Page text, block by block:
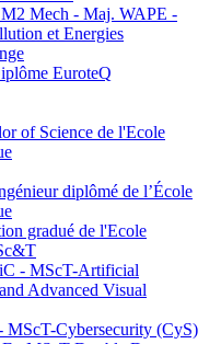
Mech - Maj. WAPE -
et Energies
EuroteQ
of Science de l'Ecole
diplômé de l’École
gradué de l'Ecole
- MScT-Artificial
Advanced Visual
MScT-Cybersecurity (CyS)